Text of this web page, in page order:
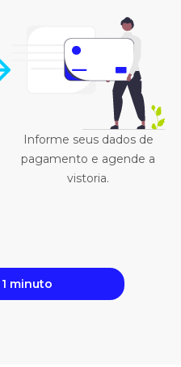
Informe seus dados de
pagamento e agende a
vistoria.
minuto